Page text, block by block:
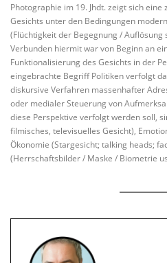
Photographie im 19. Jhdt. zeigt sich
Gesichts unter den Bedingungen
(Flüchtigkeit der Begegnung /
Verbunden hiermit war von Beginn an
Funktionalisierung des Gesichts in der
eingebrachte Begriff Politiken verfolgt
diskursive Verfahren massenhafter
oder medialer Steuerung von
diese Perspektive verfolgt werden soll,
filmisches, televisuelles Gesicht),
Ökonomie (Stargesicht; talking heads;
(Herrschaftsbilder / Maske / Biometrie